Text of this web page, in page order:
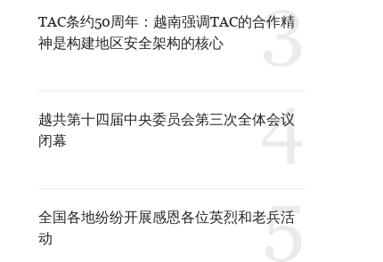
TAC条约50周年：越南强调TAC的合作精
神是构建地区安全架构的核心
越共第十四届中央委员会第三次全体会议
闭幕
全国各地纷纷开展感恩各位英烈和老兵活
动